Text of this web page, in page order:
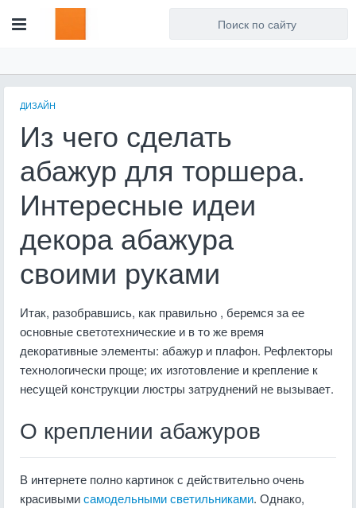
ДИЗАЙН
Из чего сделать
абажур для торшера.
Интересные идеи
декора абажура
своими руками
Итак, разобравшись, как правильно , беремся за ее
основные светотехнические и в то же время
декоративные элементы: абажур и плафон. Рефлекторы
технологически проще; их изготовление и крепление к
несущей конструкции люстры затруднений не вызывает.
О креплении абажуров
В интернете полно картинок с действительно очень
красивымисамодельными светильниками. Однако,
Для любых предложений по
сайту: artist71@cp9.ru